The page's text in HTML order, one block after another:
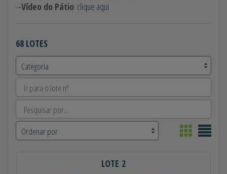
--Vídeo do Pátio: clique aqui
68 LOTES
LOTE 2